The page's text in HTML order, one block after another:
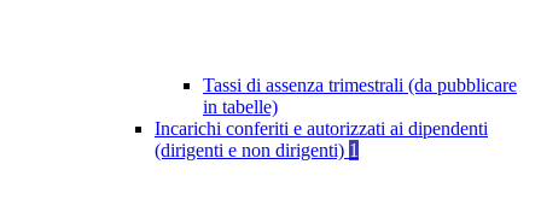
Tassi di assenza trimestrali (da pubblicare
in tabelle)
Incarichi conferiti e autorizzati ai dipendenti
(dirigenti e non dirigenti) 1